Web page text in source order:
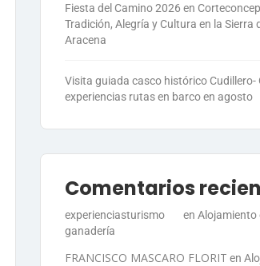
Fiesta del Camino 2026 en
Tradición, Alegría y Cultura en la Sierra
Aracena
Visita guiada casco histórico Cudillero-
experiencias rutas en barco en agosto
Comentarios
experienciasturismo en Alojamiento
ganadería
FRANCISCO MASCARO FLORIT en